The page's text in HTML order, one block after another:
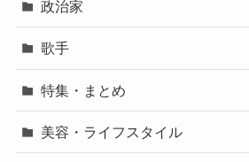
政治家
歌手
特集・まとめ
美容・ライフスタイル